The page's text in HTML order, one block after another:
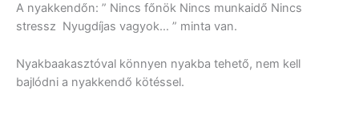
A nyakkendőn: ” Nincs főnök Nincs munkaidő Nincs
stressz Nyugdíjas vagyok… ” minta van.
Nyakbaakasztóval könnyen nyakba tehető, nem kell
bajlódni a nyakkendő kötéssel.